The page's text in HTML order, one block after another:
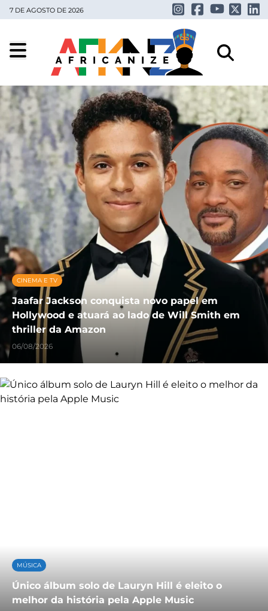
7 DE AGOSTO DE 2026
CINEMA E TV
Jaafar Jackson conquista novo papel em
Hollywood e atuará ao lado de Will Smith em
thriller da Amazon
06/08/2026
MÚSICA
Único álbum solo de Lauryn Hill é eleito o
melhor da história pela Apple Music